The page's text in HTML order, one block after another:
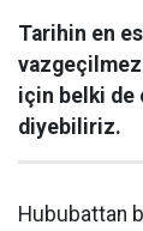
Tarihin en
vazgeçilmez
için belki de
diyebiliriz.
Hububattan